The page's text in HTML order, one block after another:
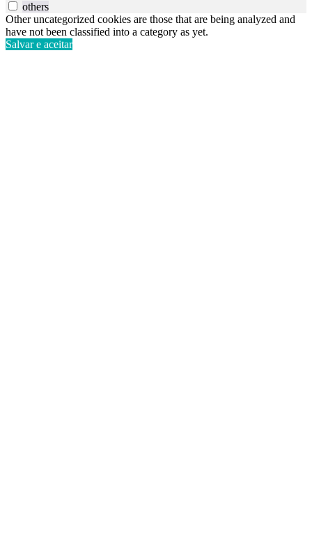
others
Other uncategorized cookies are those that are being analyzed and
have not been classified into a category as yet.
Salvar e aceitar